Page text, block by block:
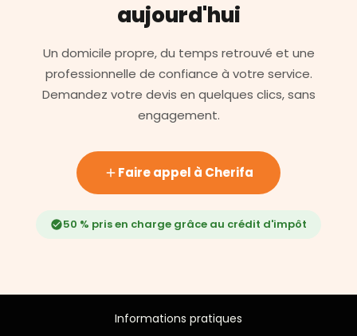
aujourd'hui
Un domicile propre, du temps retrouvé et une
professionnelle de confiance à votre service.
Demandez votre devis en quelques clics, sans
engagement.
Faire appel à Cherifa
50 % pris en charge grâce au crédit d'impôt
Informations pratiques